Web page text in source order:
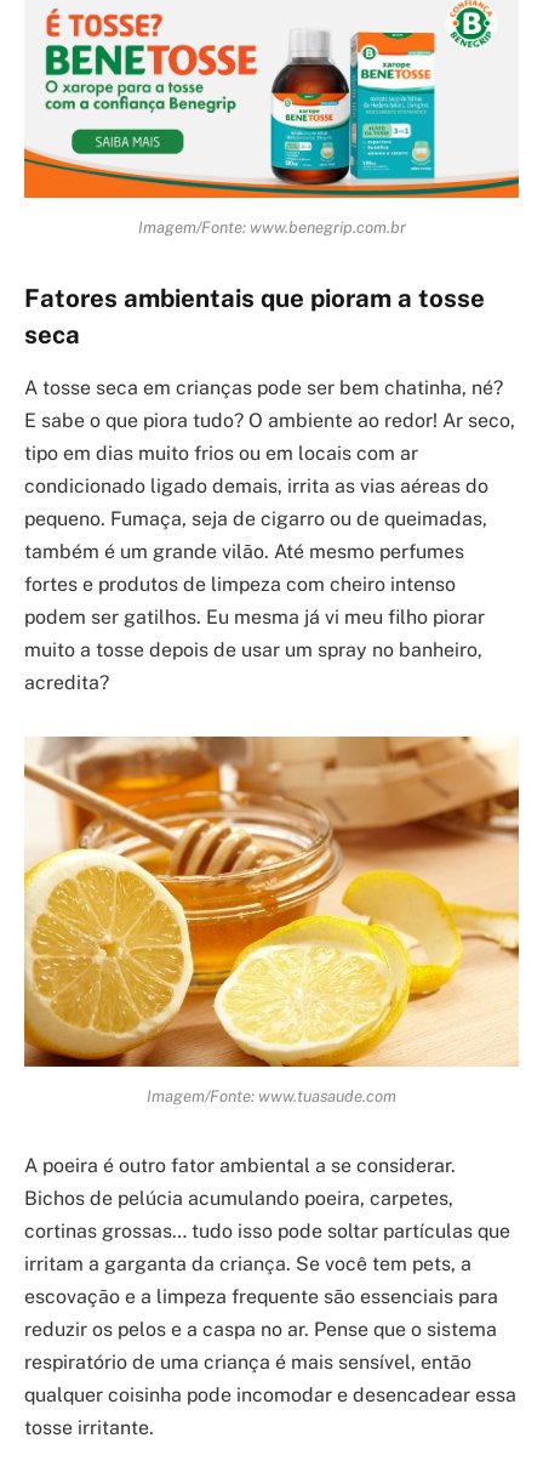
Imagem/Fonte: www.benegrip.com.br
Fatores ambientais que pioram a tosse
seca
A tosse seca em crianças pode ser bem chatinha, né?
E sabe o que piora tudo? O ambiente ao redor! Ar seco,
tipo em dias muito frios ou em locais com ar
condicionado ligado demais, irrita as vias aéreas do
pequeno. Fumaça, seja de cigarro ou de queimadas,
também é um grande vilão. Até mesmo perfumes
fortes e produtos de limpeza com cheiro intenso
podem ser gatilhos. Eu mesma já vi meu filho piorar
muito a tosse depois de usar um spray no banheiro,
acredita?
Imagem/Fonte: www.tuasaude.com
A poeira é outro fator ambiental a se considerar.
Bichos de pelúcia acumulando poeira, carpetes,
cortinas grossas… tudo isso pode soltar partículas que
irritam a garganta da criança. Se você tem pets, a
escovação e a limpeza frequente são essenciais para
reduzir os pelos e a caspa no ar. Pense que o sistema
respiratório de uma criança é mais sensível, então
qualquer coisinha pode incomodar e desencadear essa
tosse irritante.